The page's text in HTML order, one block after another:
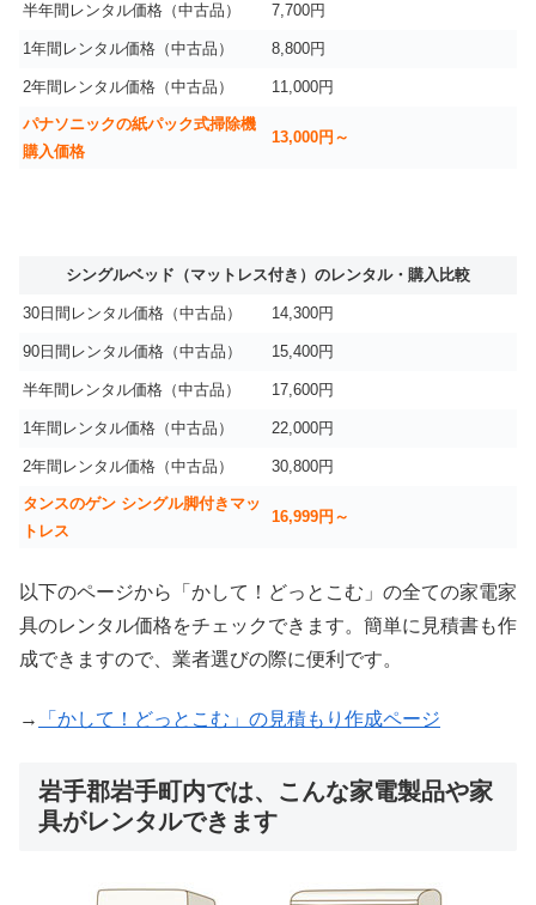
半年間レンタル価格（中古品） 7,700円
1年間レンタル価格（中古品） 8,800円
2年間レンタル価格（中古品） 11,000円
パナソニックの紙パック式掃除機
購入価格
13,000円～
シングルベッド（マットレス付き）のレンタル・購入比較
30日間レンタル価格（中古品） 14,300円
90日間レンタル価格（中古品） 15,400円
半年間レンタル価格（中古品） 17,600円
1年間レンタル価格（中古品） 22,000円
2年間レンタル価格（中古品） 30,800円
タンスのゲン シングル脚付きマッ
トレス
16,999円～
以下のページから「かして！どっとこむ」の全ての家電家
具のレンタル価格をチェックできます。簡単に見積書も作
成できますので、業者選びの際に便利です。
→ 「かして！どっとこむ」の見積もり作成ページ
岩手郡岩手町内では、こんな家電製品や家
具がレンタルできます